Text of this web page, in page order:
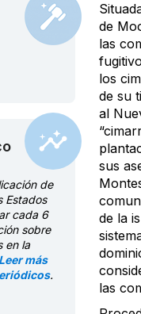
de
Estados
cada 6
sobre
en la
Leer más
.
de
las
los
de su
al
sus
de la
las